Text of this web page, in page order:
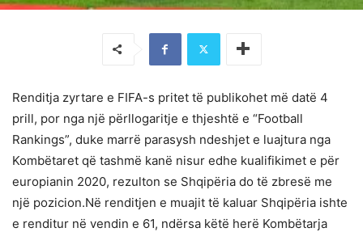
Renditja zyrtare e FIFA-s pritet të publikohet më datë 4
prill, por nga një përllogaritje e thjeshtë e “Football
Rankings”, duke marrë parasysh ndeshjet e luajtura nga
Kombëtaret që tashmë kanë nisur edhe kualifikimet e për
europianin 2020, rezulton se Shqipëria do të zbresë me
një pozicion.Në renditjen e muajit të kaluar Shqipëria ishte
e renditur në vendin e 61, ndërsa këtë herë Kombëtarja